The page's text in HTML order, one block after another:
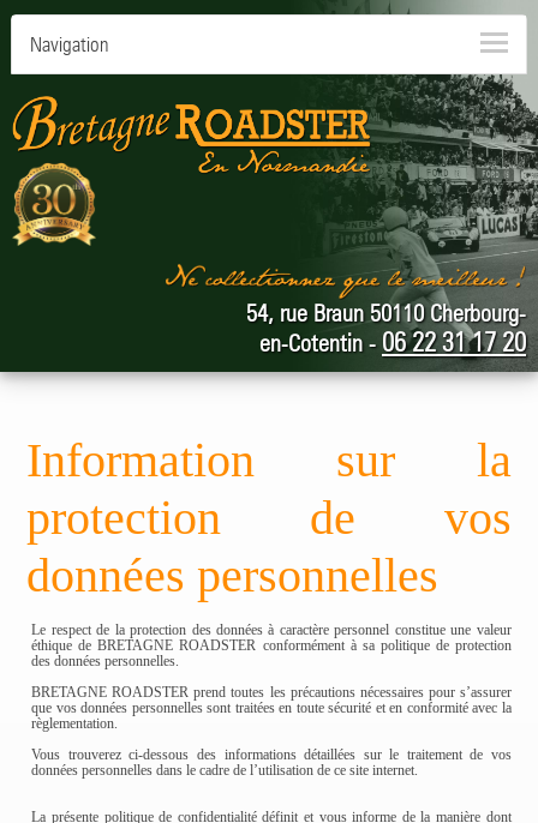
Navigation
54, rue Braun 50110 Cherbourg-
en-Cotentin - 06 22 31 17 20
Information sur la
protection de vos
données personnelles
Le respect de la protection des données à caractère personnel constitue une valeur
éthique de BRETAGNE ROADSTER conformément à sa politique de protection
des données personnelles.
BRETAGNE ROADSTER prend toutes les précautions nécessaires pour s’assurer
que vos données personnelles sont traitées en toute sécurité et en conformité avec la
règlementation.
Vous trouverez ci-dessous des informations détaillées sur le traitement de vos
données personnelles dans le cadre de l’utilisation de ce site internet.
La présente politique de confidentialité définit et vous informe de la manière dont